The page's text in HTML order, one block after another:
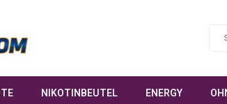
NIKOTINBEUTEL ENERGY